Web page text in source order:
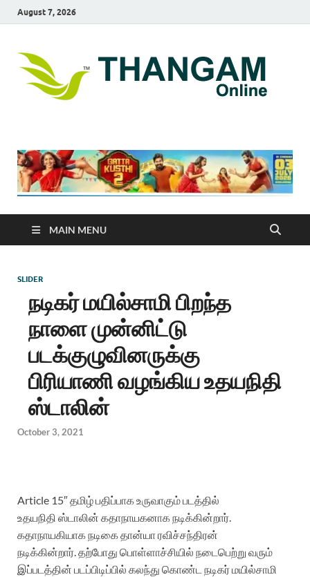
August 7, 2026
MAIN MENU
SLIDER
நடிகர் மயில்சாமி பிறந்த
நாளை முன்னிட்டு
படக்குழுவினருக்கு
பிரியாணி வழங்கிய உதயநிதி
ஸ்டாலின்
October 3, 2021
Article 15″ தமிழ் பதிப்பாக உருவாகும் படத்தில்
உதயநிதி ஸ்டாலின் கதாநாயகனாக நடிக்கின்றார்.
கதாநாயகியாக நடிகை தான்யா ரவிச்சந்திரன்
நடிக்கின்றார். தற்போது பொள்ளாச்சியில் நடைபெற்று வரும்
இப்படத்தின் படப்பிடிப்பில் கலந்து கொண்ட நடிகர் மயில்சாமி